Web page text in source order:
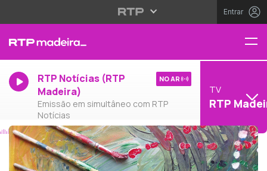
Entrar
RTP Notícias (RTP
Madeira)
Emissão em simultâneo com RTP
Notícias
NO AR
TV
RTP